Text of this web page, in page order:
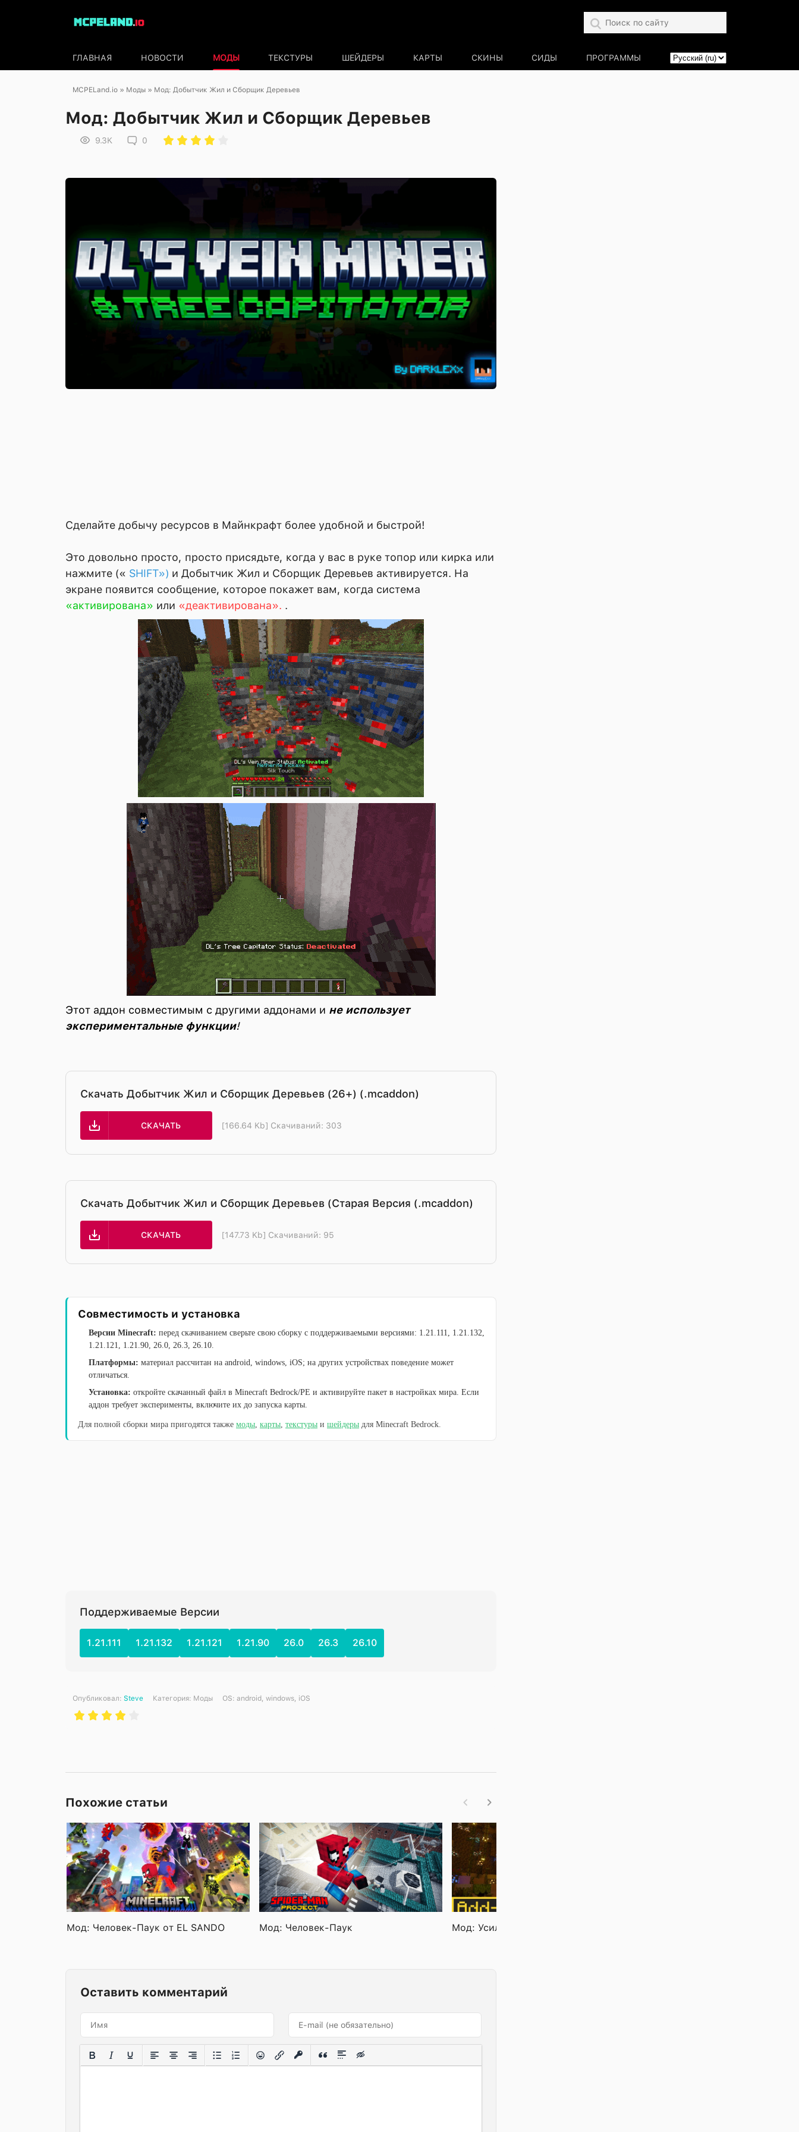
ГЛАВНАЯ НОВОСТИ МОДЫ ТЕКСТУРЫ ШЕЙДЕРЫ КАРТЫ СКИНЫ СИДЫ ПРОГРАММЫ
MCPELand.io » Моды » Мод: Добытчик Жил и Сборщик Деревьев
Мод: Добытчик Жил и Сборщик Деревьев
9.3K 0
Сделайте добычу ресурсов в Майнкрафт более удобной и быстрой!
Это довольно просто, просто присядьте, когда у вас в руке топор или кирка или
нажмите (« SHIFT») и Добытчик Жил и Сборщик Деревьев активируется. На
экране появится сообщение, которое покажет вам, когда система
«активирована» или «деактивирована». .
Этот аддон совместимым с другими аддонами и не использует
экспериментальные функции!
Скачать Добытчик Жил и Сборщик Деревьев (26+) (.mcaddon)
СКАЧАТЬ [166.64 Kb] Скачиваний: 303
Скачать Добытчик Жил и Сборщик Деревьев (Старая Версия (.mcaddon)
СКАЧАТЬ [147.73 Kb] Скачиваний: 95
Совместимость и установка
Версии Minecraft: перед скачиванием сверьте свою сборку с поддерживаемыми версиями: 1.21.111, 1.21.132,
1.21.121, 1.21.90, 26.0, 26.3, 26.10.
Платформы: материал рассчитан на android, windows, iOS; на других устройствах поведение может
отличаться.
Установка: откройте скачанный файл в Minecraft Bedrock/PE и активируйте пакет в настройках мира. Если
аддон требует эксперименты, включите их до запуска карты.
Для полной сборки мира пригодятся также моды карты текстуры и шейдеры для Minecraft Bedrock.
Поддерживаемые Версии
1.21.111 1.21.132 1.21.121 1.21.90 26.0 26.3 26.10
Опубликовал: Steve Категория: Моды ОS: android, windows, iOS
Похожие статьи
Мод: Человек-Паук от EL SANDO Мод: Человек-Паук Мод: Усиление Руды
Оставить комментарий